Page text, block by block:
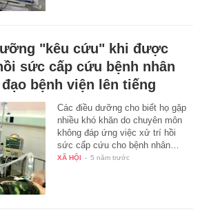
"kêu cứu" khi được
sức cấp cứu bệnh nhân
bệnh viện lên tiếng
Các điều dưỡng cho biết họ gặp
nhiều khó khăn do chuyên môn
không đáp ứng việc xử trí hồi
sức cấp cứu cho bệnh nhân…
XÃ HỘI - 5 năm trước